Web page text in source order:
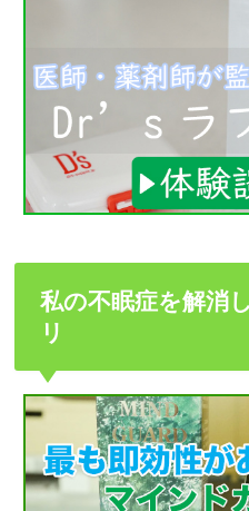
私の不眠症を解消
リ